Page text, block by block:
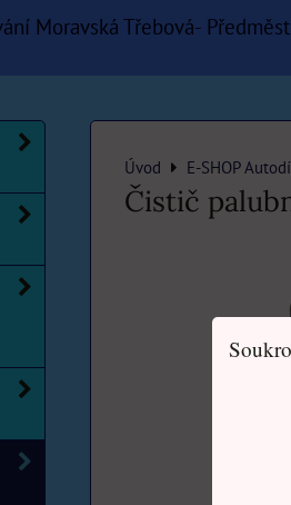
Moravská Třebová-
Úvod E-SHOP
Čistič